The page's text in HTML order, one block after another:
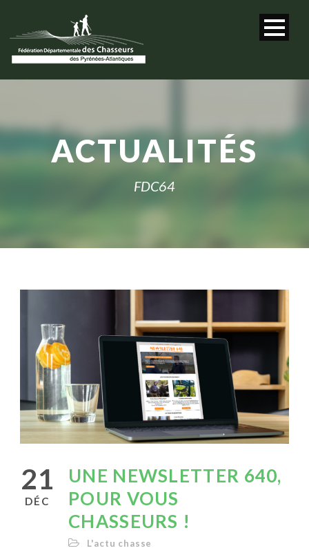
ACTUALITÉS
FDC64
21
DÉC
UNE NEWSLETTER 640,
POUR VOUS
CHASSEURS !
L'actu chasse